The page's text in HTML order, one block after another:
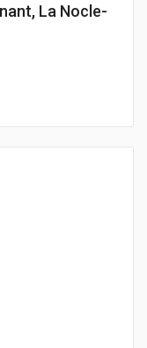
La Nocle-